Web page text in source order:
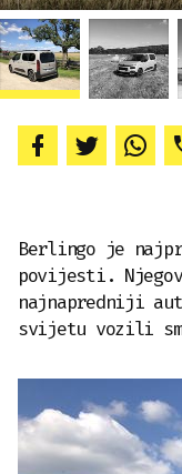
Berlingo je
povijesti.
najnapredniji
svijetu vozili